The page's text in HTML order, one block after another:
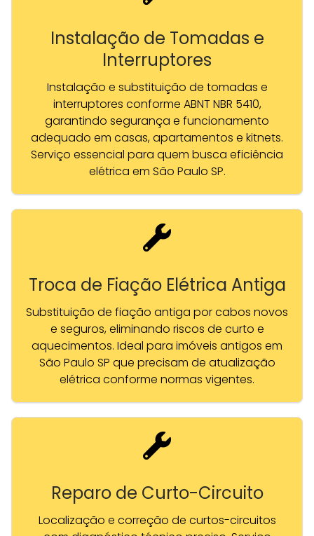
Instalação de Tomadas e
Interruptores
Instalação e substituição de tomadas e
interruptores conforme ABNT NBR 5410,
garantindo segurança e funcionamento
adequado em casas, apartamentos e kitnets.
Serviço essencial para quem busca eficiência
elétrica em São Paulo SP.
Troca de Fiação Elétrica Antiga
Substituição de fiação antiga por cabos novos
e seguros, eliminando riscos de curto e
aquecimentos. Ideal para imóveis antigos em
São Paulo SP que precisam de atualização
elétrica conforme normas vigentes.
Reparo de Curto-Circuito
Localização e correção de curtos-circuitos